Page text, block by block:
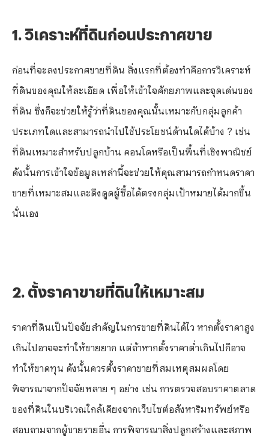
1. วิเคราะห์ที่ดินก่อนประกาศขาย
ก่อนที่จะลงประกาศขายที่ดิน สิ่งแรกที่ต้องทำคือการวิเคราะห์
ที่ดินของคุณให้ละเอียด เพื่อให้เข้าใจศักยภาพและจุดเด่นของ
ที่ดิน ซึ่งก็จะช่วยให้รู้ว่าที่ดินของคุณนั้นเหมาะกับกลุ่มลูกค้า
ประเภทใดและสามารถนำไปใช้ประโยชน์ด้านใดได้บ้าง ? เช่น
ที่ดินเหมาะสำหรับปลูกบ้าน คอนโดหรือเป็นพื้นที่เชิงพาณิชย์
ดังนั้นการเข้าใจข้อมูลเหล่านี้จะช่วยให้คุณสามารถกำหนดราคา
ขายที่เหมาะสมและดึงดูดผู้ซื้อได้ตรงกลุ่มเป้าหมายได้มากขึ้น
นั่นเอง
2. ตั้งราคาขายที่ดินให้เหมาะสม
ราคาที่ดินเป็นปัจจัยสำคัญในการขายที่ดินได้ไว หากตั้งราคาสูง
เกินไปอาจจะทำให้ขายยาก แต่ถ้าหากตั้งราคาต่ำเกินไปก็อาจ
ทำให้ขาดทุน ดังนั้นควรตั้งราคาขายที่สมเหตุสมผลโดย
พิจารณาจากปัจจัยหลาย ๆ อย่าง เช่น การตรวจสอบราคาตลาด
ของที่ดินในบริเวณใกล้เคียงจากเว็บไซต์อสังหาริมทรัพย์หรือ
สอบถามจากผู้ขายรายอื่น การพิจารณาสิ่งปลูกสร้างและสภาพ